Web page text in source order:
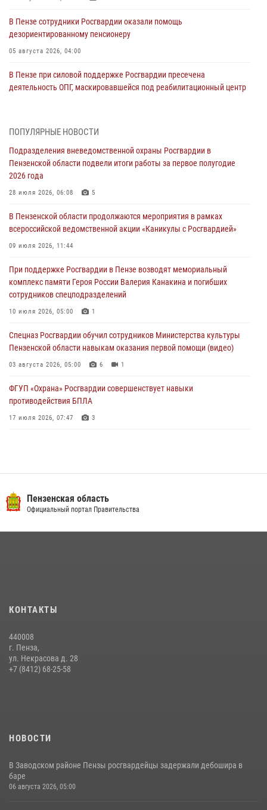
В Пензе сотрудники Росгвардии оказали помощь
дезориентированному пенсионеру
05 августа 2026, 04:00
В Пензе при силовой поддержке Росгвардии пресечена
деятельность ОПГ, маскировавшейся под реабилитационный центр
работы за первое полугодие 2026 года
Росгвардия обеспечила безопасность праздничных мероприятий в
1
В Пензе сотрудники Росгвардии задержали мужчину, который
дома
03 августа 2026, 05:59
Росгвардейцы Пензенской области отмечают 35-летие дежурной
03 августа 2026, 05:15
ПОПУЛЯРНЫЕ НОВОСТИ
Подразделения вневедомственной охраны Росгвардии в
Пензенской области подвели итоги работы за первое полугодие
2026 года
28 июля 2026, 06:08 5
В Пензенской области продолжаются мероприятия в рамках
всероссийской ведомственной акции «Каникулы с Росгвардией»
09 июля 2026, 11:44
При поддержке Росгвардии в Пензе возводят мемориальный
комплекс памяти Героя России Валерия Канакина и погибших
сотрудников спецподразделений
10 июля 2026, 05:00 1
Спецназ Росгвардии обучил сотрудников Министерства культуры
Пензенской области навыкам оказания первой помощи (видео)
03 августа 2026, 05:00 6 1
ФГУП «Охрана» Росгвардии совершенствует навыки
противодействия БПЛА
17 июля 2026, 07:47 3
Пензенский спецназ Росгвардии готовит студентов к окружному
этапу «Зарницы 2.0» (видео)
Пучков посетил 55-й Всероссийский Лермонтовский праздник
11 июля 2026, 10:00
В Пензе сотрудники Росгвардии обезвредили артиллерийский
Пензенская область
Официальный портал Правительства
КОНТАКТЫ
440008
г. Пенза,
ул. Некрасова д. 28
+7 (8412) 68-25-58
НОВОСТИ
В Заводском районе Пензы росгвардейцы задержали дебошира в
баре
06 августа 2026, 05:00